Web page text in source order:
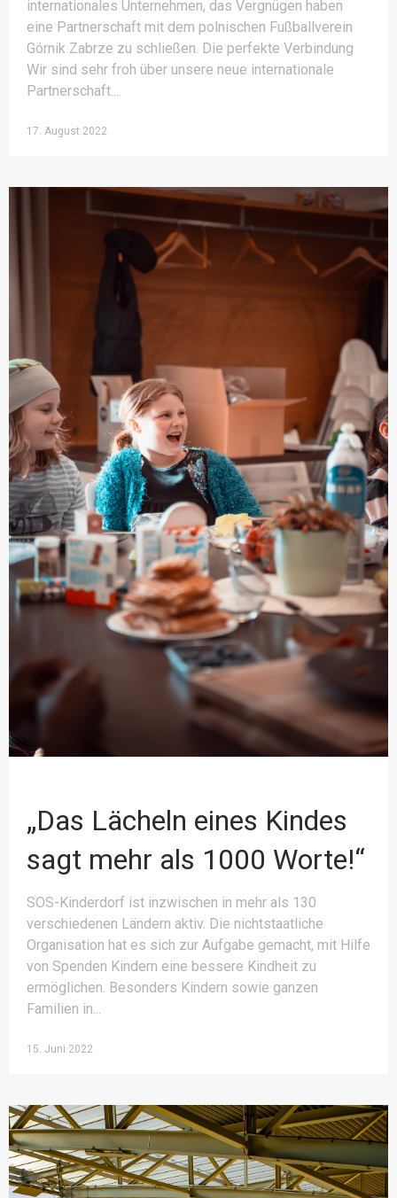
internationales Unternehmen, das Vergnügen haben
eine Partnerschaft mit dem polnischen Fußballverein
Górnik Zabrze zu schließen. Die perfekte Verbindung
Wir sind sehr froh über unsere neue internationale
Partnerschaft.
17. August 2022
„Das Lächeln eines Kindes
sagt mehr als 1000 Worte!“
SOS-Kinderdorf ist inzwischen in mehr als 130
verschiedenen Ländern aktiv. Die nichtstaatliche
Organisation hat es sich zur Aufgabe gemacht, mit Hilfe
von Spenden Kindern eine bessere Kindheit zu
ermöglichen. Besonders Kindern sowie ganzen
Familien in
15. Juni 2022